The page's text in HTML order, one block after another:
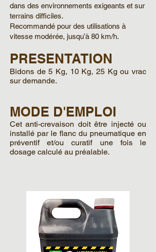
dans des environnements exigeants et sur
terrains difficiles.
Recommandé pour des utilisations à
vitesse modérée, jusqu’à 80 km/h.
PRESENTATION
Bidons de 5 Kg, 10 Kg, 25 Kg ou vrac
sur demande.
MODE D'EMPLOI
Cet anti-crevaison doit être injecté ou
installé par le flanc du pneumatique en
préventif et/ou curatif une fois le
dosage calculé au préalable.